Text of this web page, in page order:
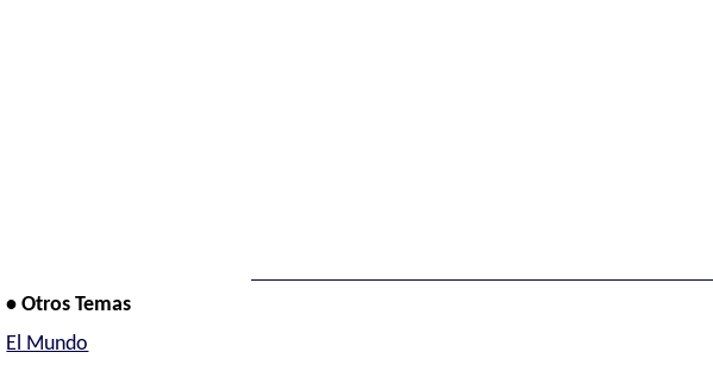
• Otros Temas
El Mundo